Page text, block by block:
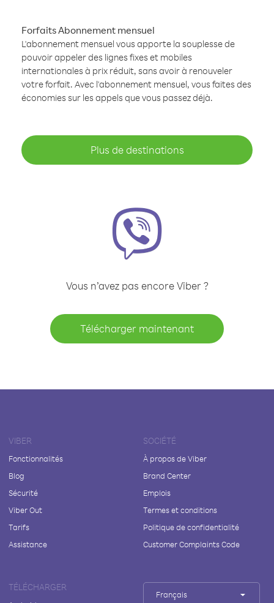
Forfaits Abonnement mensuel
L'abonnement mensuel vous apporte la souplesse de
pouvoir appeler des lignes fixes et mobiles
internationales à prix réduit, sans avoir à renouveler
votre forfait. Avec l'abonnement mensuel, vous faites des
économies sur les appels que vous passez déjà.
Plus de destinations
Vous n’avez pas encore Viber ?
Télécharger maintenant
VIBER
Fonctionnalités
Blog
Sécurité
Viber Out
Tarifs
Assistance
SOCIÉTÉ
À propos de Viber
Brand Center
Emplois
Termes et conditions
Politique de confidentialité
Customer Complaints Code
TÉLÉCHARGER
Français